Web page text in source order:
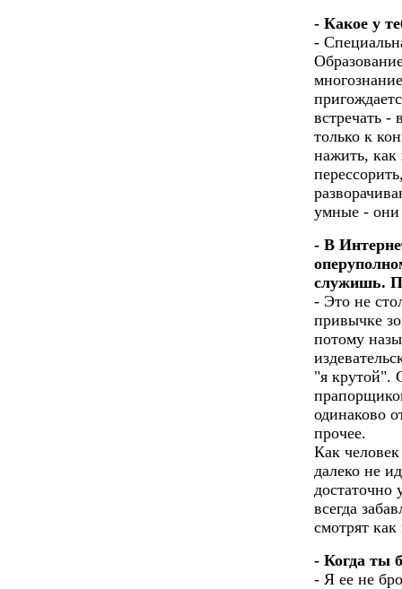
- Какое у
-
встречать
только к
нажить, как
умные - они
- В
служишь.
- Это не
привычке
потому
"я крутой".
одинаково
прочее.
Как
далеко не
всегда
смотрят
- Когда ты
- Я ее не